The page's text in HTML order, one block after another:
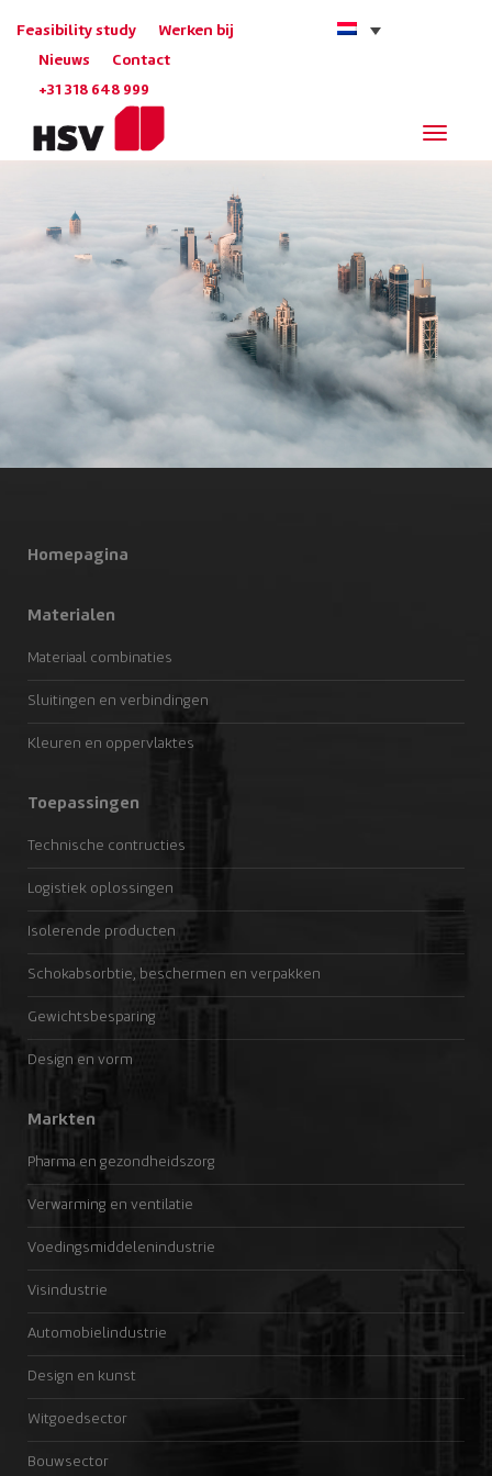
Feasibility study Werken bij
Nieuws Contact
+31 318 648 999
Homepagina
Materialen
Materiaal combinaties
Sluitingen en verbindingen
Kleuren en oppervlaktes
Toepassingen
Technische contructies
Logistiek oplossingen
Isolerende producten
Schokabsorbtie, beschermen en verpakken
Gewichtsbesparing
Design en vorm
Markten
Pharma en gezondheidszorg
Verwarming en ventilatie
Voedingsmiddelenindustrie
Visindustrie
Automobielindustrie
Design en kunst
Witgoedsector
Bouwsector